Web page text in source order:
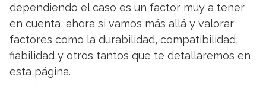
dependiendo el caso es un factor muy a tener
en cuenta, ahora si vamos más allá y valorar
factores como la durabilidad, compatibilidad,
fiabilidad y otros tantos que te detallaremos en
esta página.